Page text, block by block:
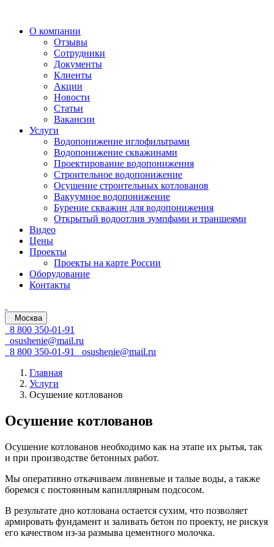
О компании
Отзывы
Сотрудники
Документы
Клиенты
Акции
Новости
Статьи
Вакансии
Услуги
Водопонижение иглофильтрами
Водопонижение скважинами
Проектирование водопонижения
Строительное водопонижение
Осушение строительных котлованов
Вакуумное водопонижение
Бурение скважин для водопонижения
Открытый водоотлив зумпфами и траншеями
Видео
Цены
Проекты
Проекты на карте России
Оборудование
Контакты
Москва
8 800 350-01-91
osushenie@mail.ru
8 800 350-01-91
osushenie@mail.ru
Главная
Услуги
Осушение котлованов
Осушение котлованов
Осушение котлованов необходимо как на этапе их рытья, так
и при производстве бетонных работ.
Мы оперативно откачиваем ливневые и талые воды, а также
боремся с постоянным капиллярным подсосом.
В результате дно котлована остается сухим, что позволяет
армировать фундамент и заливать бетон по проекту, не рискуя
его качеством из-за размыва цементного молочка.